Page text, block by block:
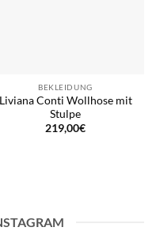
BEKLEIDUNG
Liviana Conti Wollhose mit
Stulpe
219,00€